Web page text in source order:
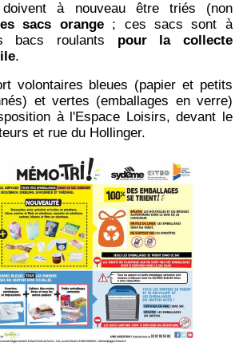
doivent à nouveau être triés (non
sacs orange ; ces sacs sont à
bacs roulants pour la collecte
.
volontaires bleues (papier et petits
et vertes (emballages en verre)
à l'Espace Loisirs, devant le
et rue du Hollinger.